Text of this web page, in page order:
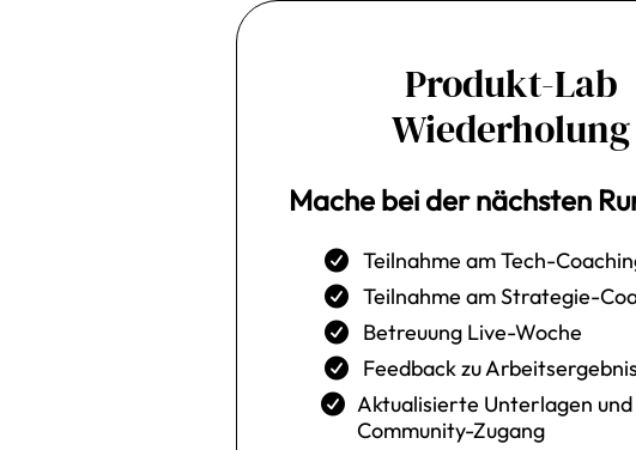
Produkt-Lab
Wiederholung
Mache bei der nächsten
Teilnahme am Tech-
Teilnahme am Strategie-
Betreuung Live-Woche
Feedback zu
Aktualisierte Unterlagen und
Community-Zugang